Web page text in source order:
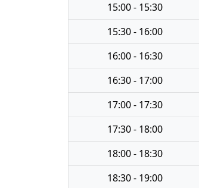
15:00 - 15:30
15:30 - 16:00
16:00 - 16:30
16:30 - 17:00
17:00 - 17:30
17:30 - 18:00
18:00 - 18:30
18:30 - 19:00